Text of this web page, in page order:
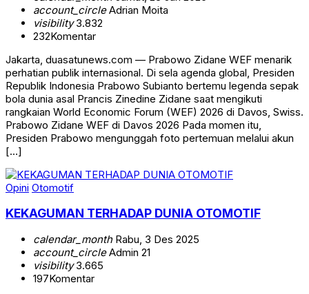
account_circleAdrian Moita
visibility3.832
232Komentar
Jakarta, duasatunews.com — Prabowo Zidane WEF menarik
perhatian publik internasional. Di sela agenda global, Presiden
Republik Indonesia Prabowo Subianto bertemu legenda sepak
bola dunia asal Prancis Zinedine Zidane saat mengikuti
rangkaian World Economic Forum (WEF) 2026 di Davos, Swiss.
Prabowo Zidane WEF di Davos 2026 Pada momen itu,
Presiden Prabowo mengunggah foto pertemuan melalui akun
[…]
Opini Otomotif
KEKAGUMAN TERHADAP DUNIA OTOMOTIF
calendar_monthRabu, 3 Des 2025
account_circleAdmin 21
visibility3.665
197Komentar